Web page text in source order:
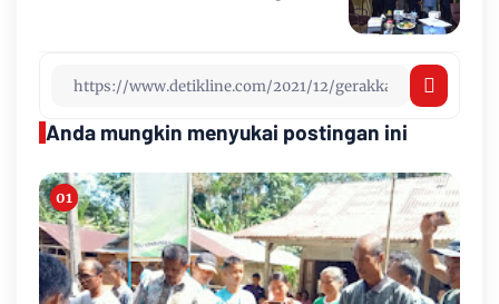
Anda mungkin menyukai postingan ini